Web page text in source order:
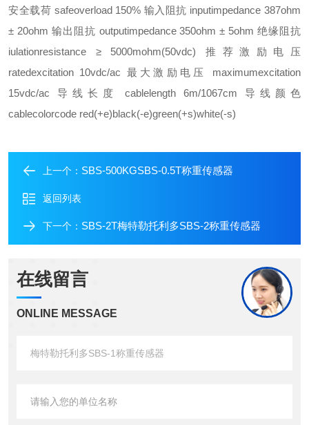
安全载荷 safeoverload 150% 输入阻抗 inputimpedance 387ohm
± 20ohm 输出阻抗 outputimpedance 350ohm ± 5ohm 绝缘阻抗
iulationresistance ≥ 5000mohm(50vdc) 推荐激励电压
ratedexcitation 10vdc/ac 最大激励电压 maximumexcitation
15vdc/ac 导线长度 cablelength 6m/1067cm 导线颜色
cablecolorcode red(+e)black(-e)green(+s)white(-s)
上一个： SBS-500KGSBS-0.5T称重传感器
返回列表
下一个： SBS-2T梅特勒托利多SBS-2称重传感器
在线留言
ONLINE MESSAGE